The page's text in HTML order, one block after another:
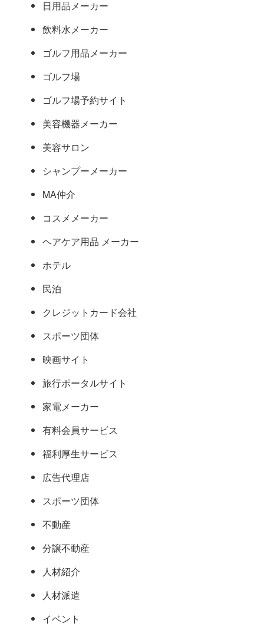
日用品メーカー
飲料水メーカー
ゴルフ用品メーカー
ゴルフ場
ゴルフ場予約サイト
美容機器メーカー
美容サロン
シャンプーメーカー
MA仲介
コスメメーカー
ヘアケア用品 メーカー
ホテル
民泊
クレジットカード会社
スポーツ団体
映画サイト
旅行ポータルサイト
家電メーカー
有料会員サービス
福利厚生サービス
広告代理店
スポーツ団体
不動産
分譲不動産
人材紹介
人材派遣
イベント